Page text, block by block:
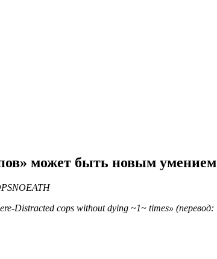
может быть новым умением
Distracted cops without dying ~1~ times» (перевод: